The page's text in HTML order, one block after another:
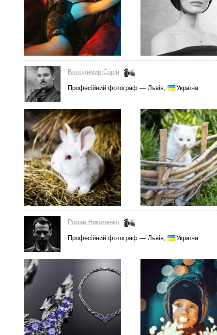
Володимир Сорін
Професійний фотограф — Львів, Україна
Роман Николенко
Професійний фотограф — Львів, Україна